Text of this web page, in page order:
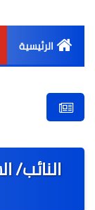
الرئيسية
النائب/